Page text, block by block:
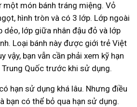
một món bánh tráng miệng. Vỏ
hình tròn và có 3 lớp. Lớp ngoài
lớp giữa nhân đậu đỏ và lớp
Loại bánh này được giới trẻ Việt
vậy, bạn vẫn cần phải xem kỹ hạn
Quốc trước khi sử dụng.
hạn sử dụng khá lâu. Nhưng điều
bạn có thể bỏ qua hạn sử dụng.